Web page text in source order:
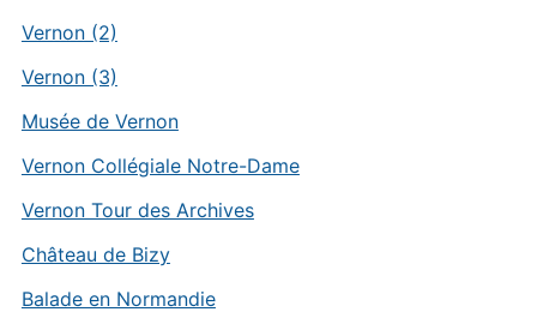
Vernon (2)
Vernon (3)
Musée de Vernon
Vernon Collégiale Notre-Dame
Vernon Tour des Archives
Château de Bizy
Balade en Normandie